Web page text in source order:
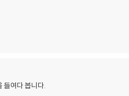
들여다 봅니다.